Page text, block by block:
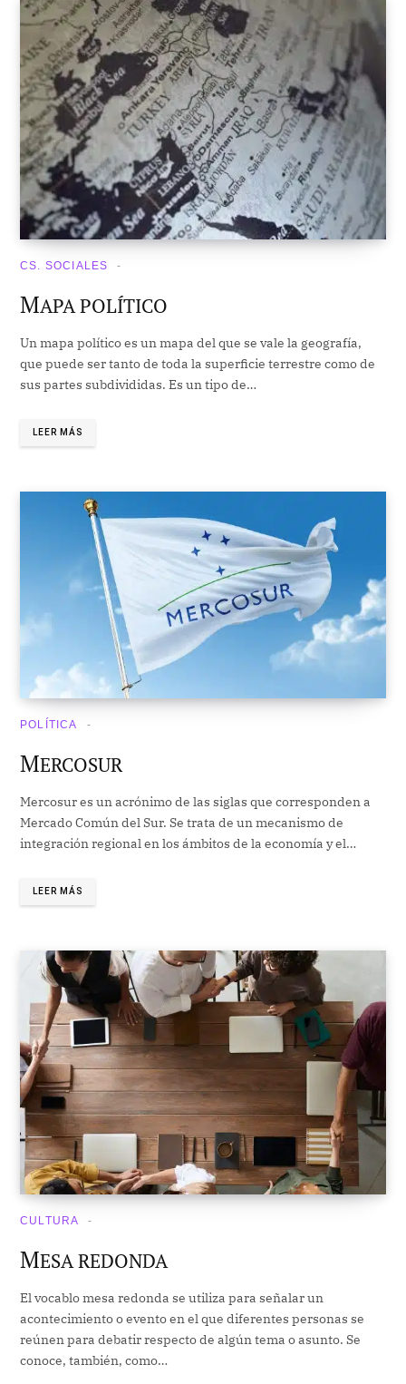
CS. SOCIALES
MAPA POLÍTICO
Un mapa político es un mapa del que se vale la geografía,
que puede ser tanto de toda la superficie terrestre como de
sus partes subdivididas. Es un tipo de…
LEER MÁS
POLÍTICA
MERCOSUR
Mercosur es un acrónimo de las siglas que corresponden a
Mercado Común del Sur. Se trata de un mecanismo de
integración regional en los ámbitos de la economía y el…
LEER MÁS
CULTURA
MESA REDONDA
El vocablo mesa redonda se utiliza para señalar un
acontecimiento o evento en el que diferentes personas se
reúnen para debatir respecto de algún tema o asunto. Se
conoce, también, como…